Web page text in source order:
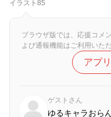
イラスト85
ブラウザ版では、応援コメ
よび通報機能はご利用いた
アプ
ゲストさん
ゆるキャラおら